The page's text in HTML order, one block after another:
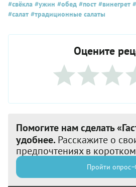
#свёкла #ужин #обед #пост #винегрет
#салат #традиционные салаты
Оцените
Помогите нам сделать
удобнее. Расскажите о
предпочтениях в
Пройти опрос